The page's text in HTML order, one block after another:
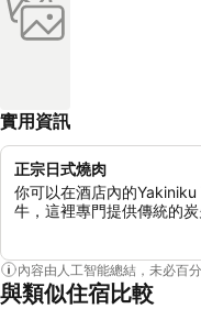
實用資訊
正宗日式燒肉
你可以在酒店內的
牛，這裡專門提供傳統的
內容由人工智能總結，未必百分
與類似住宿比較